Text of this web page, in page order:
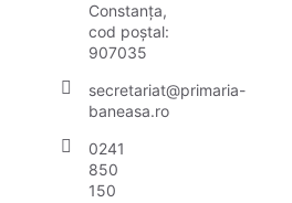
Constanța,
cod poștal:
907035
secretariat@primaria-
baneasa.ro
0241
850
150